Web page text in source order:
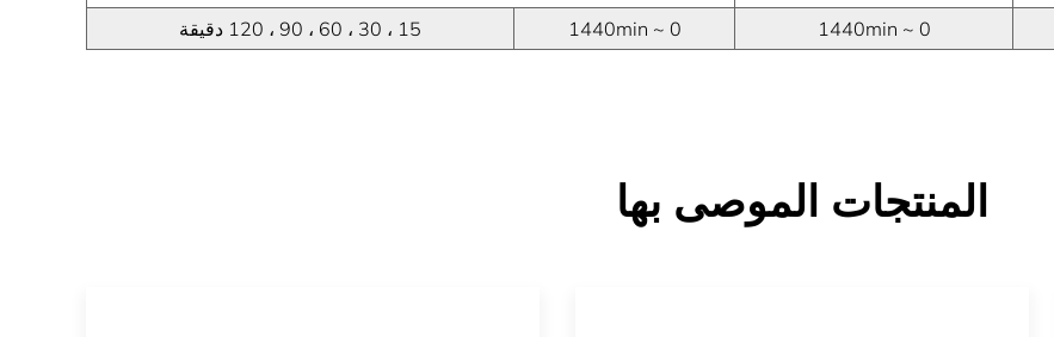
0 ~ 1440min
0 ~ 1440min 15 ، 30 ، 60 ، 90 ، 120 دقيقة
المنتجات الموصى بها